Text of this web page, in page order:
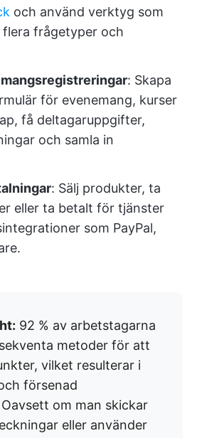
och använd verktyg som
frågetyper och
: Skapa
för evenemang, kurser
få deltagaruppgifter,
och samla in
: Sälj produkter, ta
eller ta betalt för tjänster
som PayPal,
92 % av arbetstagarna
metoder för att
vilket resulterar i
försenad
om man skickar
eller använder